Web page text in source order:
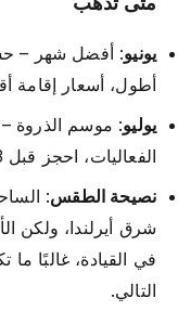
يونيو: أفضل شهر –
أطول، أسعار إقامة
يوليو: موسم الذروة
الفعاليات، احجز قبل 3-6 أشهر
نصيحة الطقس:
شرق أيرلندا، ولكن
في القيادة، غالبًا
التالي.